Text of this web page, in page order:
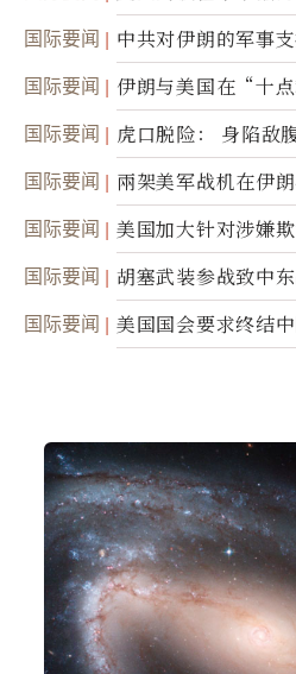
国际要闻
中共对伊朗的军事
接技术转让
国际要闻 伊朗与美国在“十
国际要闻 虎口脱险： 身陷敌
国际要闻
兩架美军战机在伊
踪
国际要闻
美国加大针对涉嫌
民权力度
国际要闻
胡塞武装参战致中
面入侵的可能性
国际要闻 美国国会要求终结